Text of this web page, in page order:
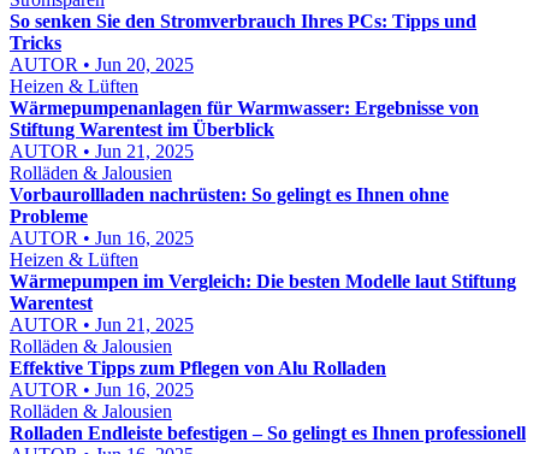
So senken Sie den Stromverbrauch Ihres PCs: Tipps und
Tricks
AUTOR • Jun 20, 2025
Heizen & Lüften
Wärmepumpenanlagen für Warmwasser: Ergebnisse von
Stiftung Warentest im Überblick
AUTOR • Jun 21, 2025
Rolläden & Jalousien
Vorbaurollladen nachrüsten: So gelingt es Ihnen ohne
Probleme
AUTOR • Jun 16, 2025
Heizen & Lüften
Wärmepumpen im Vergleich: Die besten Modelle laut Stiftung
Warentest
AUTOR • Jun 21, 2025
Rolläden & Jalousien
Effektive Tipps zum Pflegen von Alu Rolladen
AUTOR • Jun 16, 2025
Rolläden & Jalousien
Rolladen Endleiste befestigen – So gelingt es Ihnen professionell